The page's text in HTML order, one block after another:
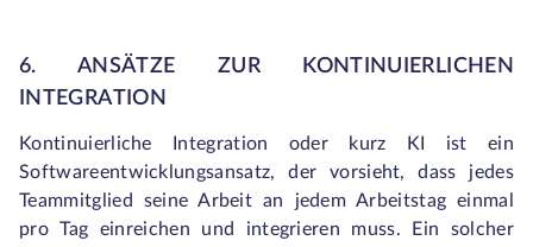
6. ANSÄTZE ZUR KONTINUIERLICHEN
INTEGRATION
Kontinuierliche Integration oder kurz KI ist ein
Softwareentwicklungsansatz, der vorsieht, dass jedes
Teammitglied seine Arbeit an jedem Arbeitstag einmal
pro Tag einreichen und integrieren muss. Ein solcher